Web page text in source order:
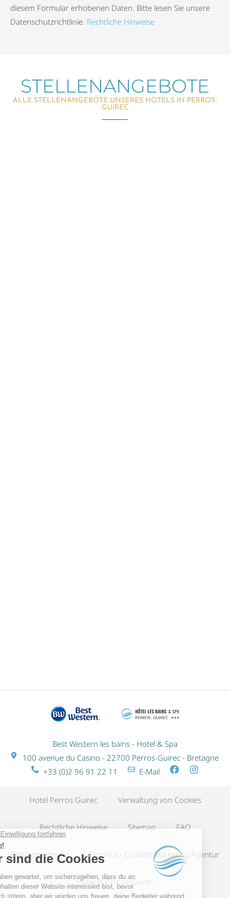
diesem Formular erhobenen Daten. Bitte lesen Sie unsere
Datenschutzrichtlinie. Rechtliche Hinweise
STELLENANGEBOTE
ALLE STELLENANGEBOTE UNSERES HOTELS IN PERROS-
GUIREC
Best Western les bains - Hotel & Spa
100 avenue du Casino - 22700 Perros-Guirec - Bretagne
+33 (0)2 96 91 22 11
E-Mail
Hotel Perros Guirec Verwaltung von Cookies
Rechtliche Hinweise Sitemap FAQ
SPA-Verordnung Eliophot - Content Marketing Agentur
Hotel in Perros-Guirec